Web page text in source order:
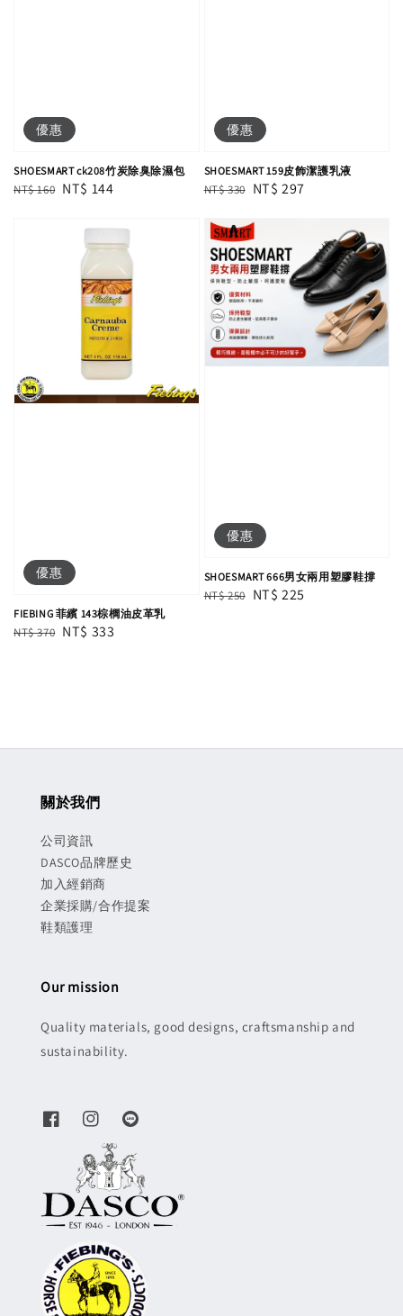
優惠
SHOESMART ck208竹炭除臭除濕包
Regular
NT$ 160 Sale
NT$ 144
優惠
SHOESMART 159皮飾潔護乳液
Regular
NT$ 330 Sale
NT$ 297
優惠
FIEBING 菲繽 143棕櫚油皮革乳
Regular
NT$ 370 Sale
NT$ 333
優惠
SHOESMART 666男女兩用塑膠鞋撐
Regular
NT$ 250 Sale
NT$ 225
關於我們
公司資訊
DASCO品牌歷史
加入經銷商
企業採購/合作提案
鞋類護理
Our mission
Quality materials, good designs, craftsmanship and
sustainability.